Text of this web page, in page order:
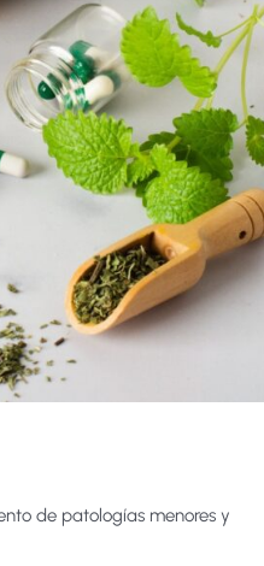
de patologías menores y